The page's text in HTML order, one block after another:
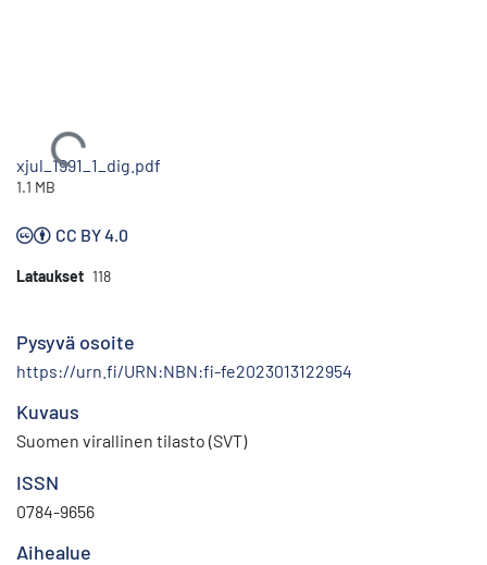
Ladataan...
xjul_1991_1_dig.pdf
1.1 MB
CC BY 4.0
Lataukset 118
Pysyvä osoite
https://urn.fi/URN:NBN:fi-fe2023013122954
Kuvaus
Suomen virallinen tilasto (SVT)
ISSN
0784-9656
Aihealue